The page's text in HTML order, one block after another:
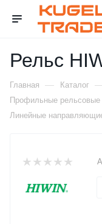
Рельс
Главная — Каталог
Профильные
Линейные